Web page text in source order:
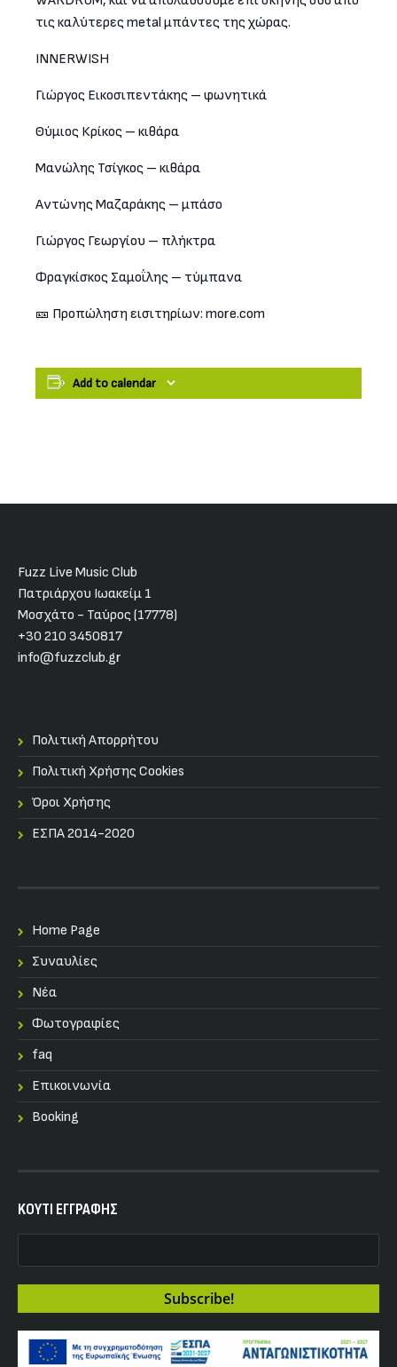
τις καλύτερες metal μπάντες της χώρας.
INNERWISH
Γιώργος Εικοσιπεντάκης – φωνητικά
Θύμιος Κρίκος – κιθάρα
Μανώλης Τσίγκος – κιθάρα
Αντώνης Μαζαράκης – μπάσο
Γιώργος Γεωργίου – πλήκτρα
Φραγκίσκος Σαμοΐλης – τύμπανα
🎫 Προπώληση εισιτηρίων: more.com
Add to calendar
Fuzz Live Music Club
Πατριάρχου Ιωακείμ 1
Μοσχάτο - Ταύρος (17778)
+30 210 3450817
info@fuzzclub.gr
Πολιτική Απορρήτου
Πολιτική Χρήσης Cookies
Όροι Χρήσης
ΕΣΠΑ 2014-2020
Home Page
Συναυλίες
Nέα
Φωτογραφίες
faq
Επικοινωνία
Booking
KOYTI ΕΓΓΡΑΦΗΣ